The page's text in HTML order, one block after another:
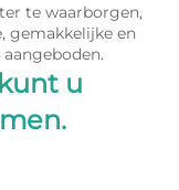
te waarborgen,
gemakkelijke en
u